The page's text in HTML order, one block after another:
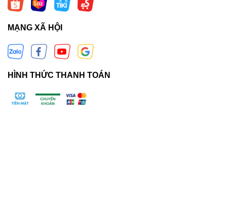
MẠNG XÃ HỘI
HÌNH THỨC THANH TOÁN